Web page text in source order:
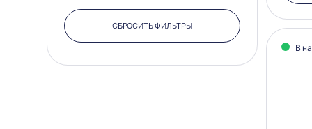
500
СБРОСИТЬ ФИЛЬТРЫ
В